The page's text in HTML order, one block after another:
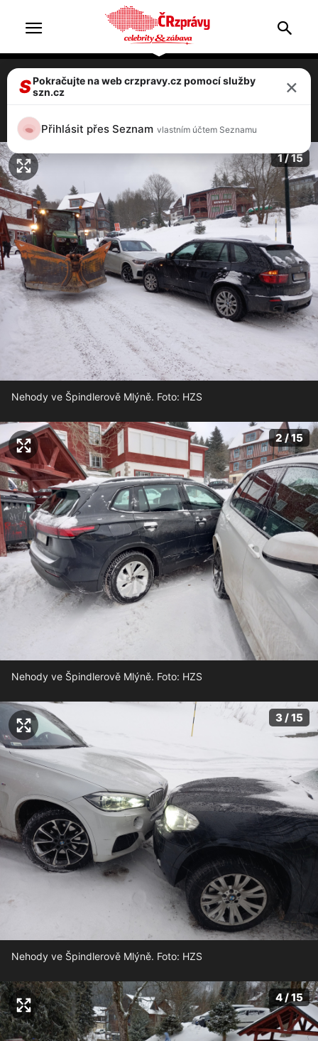
FOTO, VIDEO: Auta ve Špindlerově Mlýně
1 / 15
Nehody ve Špindlerově Mlýně. Foto: HZS
2 / 15
Nehody ve Špindlerově Mlýně. Foto: HZS
3 / 15
Nehody ve Špindlerově Mlýně. Foto: HZS
4 / 15
SPokračujte na web crzpravy.cz pomocí služby
szn.cz
×
Přihlásit přes Seznam vlastním účtem Seznamu